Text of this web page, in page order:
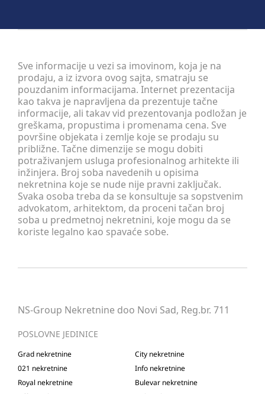
Sve informacije u vezi sa imovinom, koja je na
prodaju, a iz izvora ovog sajta, smatraju se
pouzdanim informacijama. Internet prezentacija
kao takva je napravljena da prezentuje tačne
informacije, ali takav vid prezentovanja podložan je
greškama, propustima i promenama cena. Sve
površine objekata i zemlje koje se prodaju su
približne. Tačne dimenzije se mogu dobiti
potraživanjem usluga profesionalnog arhitekte ili
inžinjera. Broj soba navedenih u opisima
nekretnina koje se nude nije pravni zaključak.
Svaka osoba treba da se konsultuje sa sopstvenim
advokatom, arhitektom, da proceni tačan broj
soba u predmetnoj nekretnini, koje mogu da se
koriste legalno kao spavaće sobe.
NS-Group Nekretnine doo Novi Sad, Reg.br. 711
POSLOVNE JEDINICE
Grad nekretnine
City nekretnine
021 nekretnine
Info nekretnine
Royal nekretnine
Bulevar nekretnine